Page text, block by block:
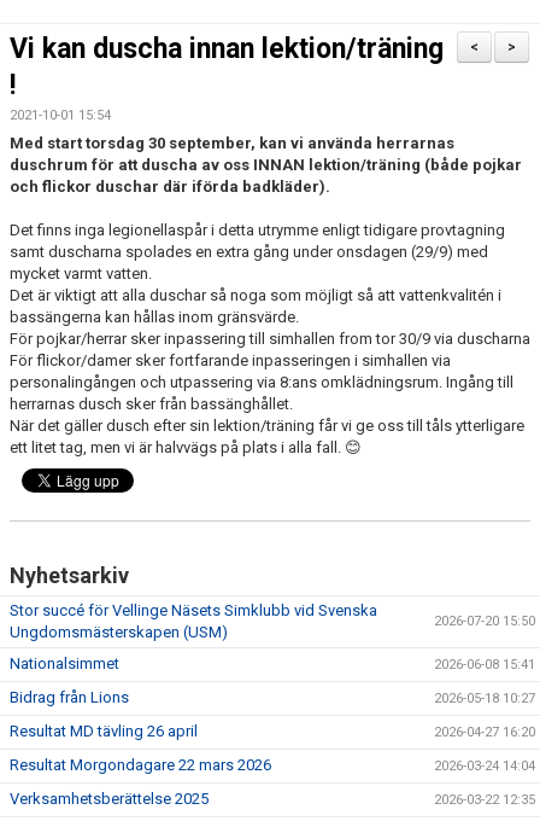
KLUBBKLÄDER
>
<
Vi kan duscha innan lektion/träning
!
2021-10-01 15:54
Med start torsdag 30 september, kan vi använda herrarnas
duschrum för att duscha av oss INNAN lektion/träning (både pojkar
och flickor duschar där iförda badkläder).
Det finns inga legionellaspår i detta utrymme enligt tidigare provtagning
samt duscharna spolades en extra gång under onsdagen (29/9) med
mycket varmt vatten.
Det är viktigt att alla duschar så noga som möjligt så att vattenkvalitén i
bassängerna kan hållas inom gränsvärde.
För pojkar/herrar sker inpassering till simhallen from tor 30/9 via duscharna
För flickor/damer sker fortfarande inpasseringen i simhallen via
personalingången och utpassering via 8:ans omklädningsrum. Ingång till
herrarnas dusch sker från bassänghållet.
När det gäller dusch efter sin lektion/träning får vi ge oss till tåls ytterligare
ett litet tag, men vi är halvvägs på plats i alla fall. 😊
Nyhetsarkiv
Stor succé för Vellinge Näsets Simklubb vid Svenska
Ungdomsmästerskapen (USM)
2026-07-20 15:50
Nationalsimmet 2026-06-08 15:41
Bidrag från Lions 2026-05-18 10:27
Resultat MD tävling 26 april 2026-04-27 16:20
Resultat Morgondagare 22 mars 2026 2026-03-24 14:04
Verksamhetsberättelse 2025 2026-03-22 12:35